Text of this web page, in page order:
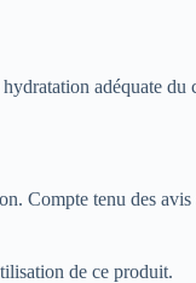
adéquate du
Compte tenu des
de ce produit.